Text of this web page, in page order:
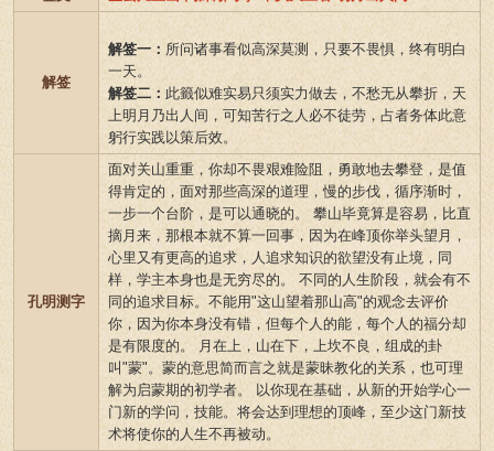
解签
解签一： 所问诸事看似高深莫测，只要不畏惧，终有明白
一天。
解签二： 此籤似难实易只须实力做去，不愁无从攀折，天
上明月乃出人间，可知苦行之人必不徒劳，占者务体此意
躬行实践以策后效。
孔明测字
面对关山重重，你却不畏艰难险阻，勇敢地去攀登，是值
得肯定的，面对那些高深的道理，慢的步伐，循序渐时，
一步一个台阶，是可以通晓的。 攀山毕竟算是容易，比直
摘月来，那根本就不算一回事，因为在峰顶你举头望月，
心里又有更高的追求，人追求知识的欲望没有止境，同
样，学主本身也是无穷尽的。 不同的人生阶段，就会有不
同的追求目标。不能用"这山望着那山高"的观念去评价
你，因为你本身没有错，但每个人的能，每个人的福分却
是有限度的。 月在上，山在下，上坎不良，组成的卦
叫"蒙"。蒙的意思简而言之就是蒙昧教化的关系，也可理
解为启蒙期的初学者。 以你现在基础，从新的开始学心一
门新的学问，技能。将会达到理想的顶峰，至少这门新技
术将使你的人生不再被动。